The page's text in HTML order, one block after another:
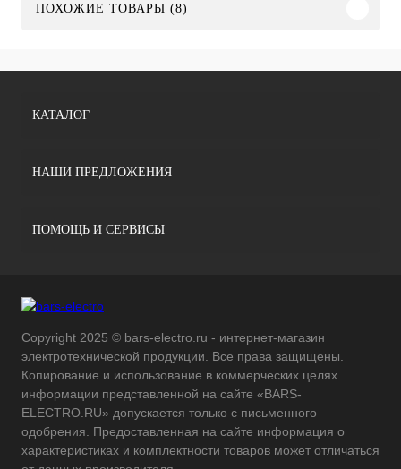
ПОХОЖИЕ ТОВАРЫ (8)
КАТАЛОГ
НАШИ ПРЕДЛОЖЕНИЯ
ПОМОЩЬ И СЕРВИСЫ
Copyright 2025 © bars-electro.ru - интернет-магазин
электротехнической продукции. Все права защищены.
Копирование и использование в коммерческих целях
информации представленной на сайте «BARS-
ELECTRO.RU» допускается только с письменного
одобрения. Предоставленная на сайте информация о
характеристиках и комплектности товаров может отличаться